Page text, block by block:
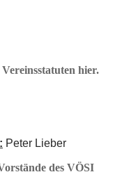
hier.
Peter Lieber
des VÖSI